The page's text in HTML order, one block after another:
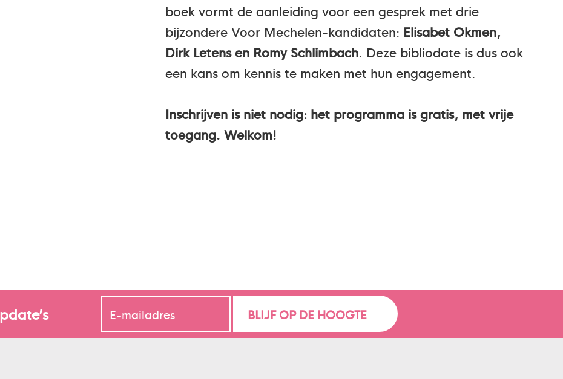
boek vormt de aanleiding voor een gesprek met drie
bijzondere Voor Mechelen-kandidaten: Elisabet Okmen,
Dirk Letens en Romy Schlimbach. Deze bibliodate is dus ook
een kans om kennis te maken met hun engagement.
Inschrijven is niet nodig: het programma is gratis, met vrije
toegang. Welkom!